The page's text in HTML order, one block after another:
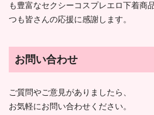
も豊富なセクシーコスプレエロ下着商
つも皆さんの応援に感謝します。
お問い合わせ
ご質問やご意見がありましたら、
お気軽にお問い合わせください。